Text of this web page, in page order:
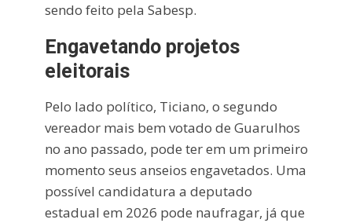
sendo feito pela Sabesp.
Engavetando projetos
eleitorais
Pelo lado político, Ticiano, o segundo
vereador mais bem votado de Guarulhos
no ano passado, pode ter em um primeiro
momento seus anseios engavetados. Uma
possível candidatura a deputado
estadual em 2026 pode naufragar, já que